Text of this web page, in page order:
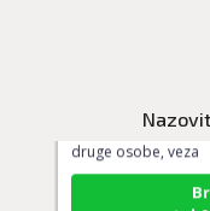
ljubav,